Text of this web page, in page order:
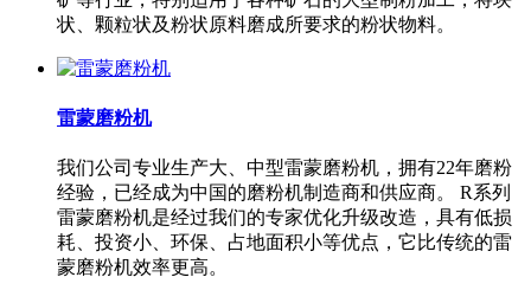
状、颗粒状及粉状原料磨成所要求的粉状物料。
雷蒙磨粉机
我们公司专业生产大、中型雷蒙磨粉机，拥有22年磨粉
经验，已经成为中国的磨粉机制造商和供应商。 R系列
雷蒙磨粉机是经过我们的专家优化升级改造，具有低损
耗、投资小、环保、占地面积小等优点，它比传统的雷
蒙磨粉机效率更高。